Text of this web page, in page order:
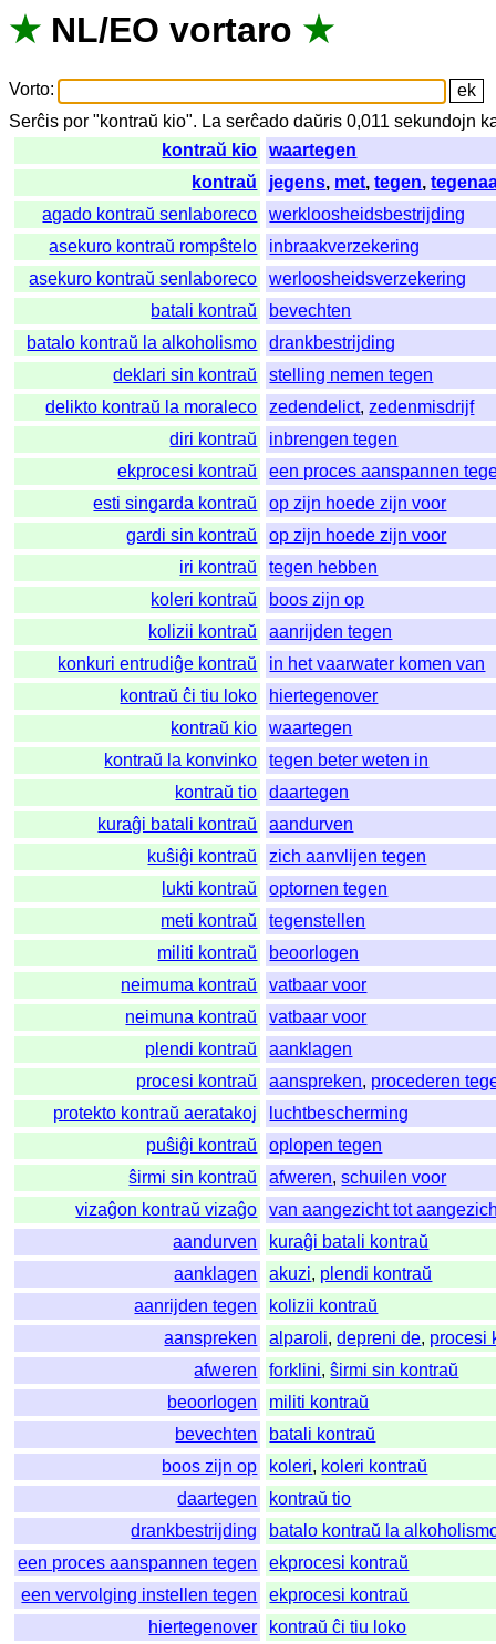
★ NL/EO vortaro ★
Vorto:
Serĉis por "kontraŭ kio". La serĉado daŭris 0,011sekundojn
kontraŭ kio
waartegen
kontraŭ
jegens, met,tegen,
agado kontraŭ senlaboreco
werkloosheidsbestrijding
asekuro kontraŭ rompŝtelo
inbraakverzekering
asekuro kontraŭ senlaboreco
werloosheidsverzekering
batali kontraŭ
bevechten
batalo kontraŭ la alkoholismo
drankbestrijding
deklari sin kontraŭ
stelling nemen tegen
delikto kontraŭ la moraleco
zedendelict,zedenmisdrijf
diri kontraŭ
inbrengen tegen
ekprocesi kontraŭ
een proces aanspannen
esti singarda kontraŭ
op zijn hoede zijn voor
gardi sin kontraŭ
op zijn hoede zijn voor
iri kontraŭ
tegen hebben
koleri kontraŭ
boos zijn op
kolizii kontraŭ
aanrijden tegen
konkuri entrudiĝe kontraŭ
in het vaarwater komen van
kontraŭ ĉi tiu loko
hiertegenover
kontraŭ kio
waartegen
kontraŭ la konvinko
tegen beter weten in
kontraŭ tio
daartegen
kuraĝi batali kontraŭ
aandurven
kuŝiĝi kontraŭ
zich aanvlijen tegen
lukti kontraŭ
optornen tegen
meti kontraŭ
tegenstellen
militi kontraŭ
beoorlogen
neimuma kontraŭ
vatbaar voor
neimuna kontraŭ
vatbaar voor
plendi kontraŭ
aanklagen
procesi kontraŭ
aanspreken, procederen
protekto kontraŭ aeratakoj
luchtbescherming
puŝiĝi kontraŭ
oplopen tegen
ŝirmi sin kontraŭ
afweren,schuilen voor
vizaĝon kontraŭ vizaĝo
van aangezicht tot
aandurven
kuraĝi batali kontraŭ
aanklagen
akuzi, plendi kontraŭ
aanrijden tegen
kolizii kontraŭ
aanspreken
alparoli,depreni de, procesi
afweren
forklini,ŝirmi sin kontraŭ
beoorlogen
militi kontraŭ
bevechten
batali kontraŭ
boos zijn op
koleri, koleri kontraŭ
daartegen
kontraŭ tio
drankbestrijding
batalo kontraŭ la
een proces aanspannen tegen
ekprocesi kontraŭ
een vervolging instellen tegen
ekprocesi kontraŭ
hiertegenover
kontraŭ ĉi tiu loko